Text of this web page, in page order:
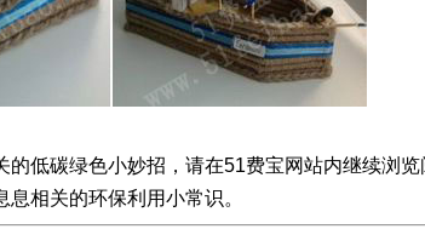
的低碳绿色小妙招，请在51费宝网站内继续浏
息相关的环保利用小常识。